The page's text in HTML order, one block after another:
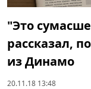
"Это
рассказал,
из Динамо
20.11.18 13:48